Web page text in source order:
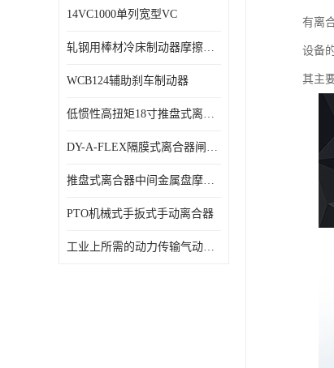
14VC1000单列宽型VC
轧钢用棒材冷床制动器摩擦片218
WCB124辅助刹车制动器
低惯性高扭矩18寸推盘式离合器中心盘齿盘W18-11-101
DY-A-FLEX隔膜式离合器闸瓦总成7015125A
推盘式离合器中间金属盘摩擦盘18寸
PTO机械式手扳式手动离合器
工业上所需的动力传输气动离合器WCB424
有离
设备
其主